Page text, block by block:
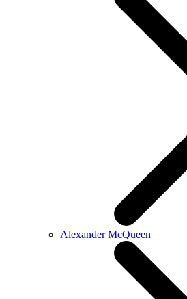
Alexander McQueen